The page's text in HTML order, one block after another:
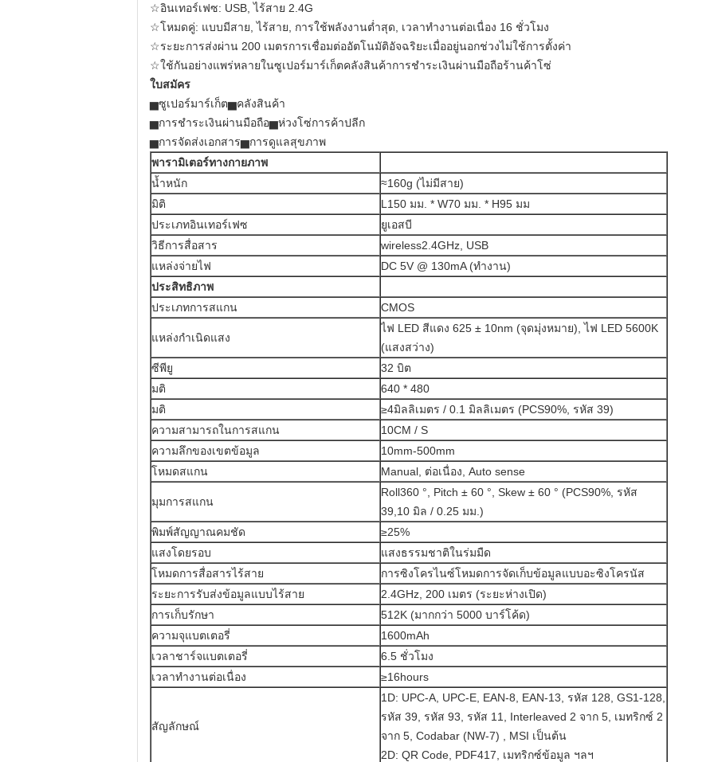
☆อินเทอร์เฟซ: USB, ไร้สาย 2.4G
☆โหมดคู่: แบบมีสาย, ไร้สาย, การใช้พลังงานต่ำสุด, เวลาทำงานต่อเนื่อง 16 ชั่วโมง
☆ระยะการส่งผ่าน 200 เมตรการเชื่อมต่ออัตโนมัติอัจฉริยะเมื่ออยู่นอกช่วงไม่ใช้การตั้งค่า
☆ใช้กันอย่างแพร่หลายในซูเปอร์มาร์เก็ตคลังสินค้าการชำระเงินผ่านมือถือร้านค้าโซ่
ใบสมัคร
▅ซูเปอร์มาร์เก็ต▅คลังสินค้า
▅การชำระเงินผ่านมือถือ▅ห่วงโซ่การค้าปลีก
▅การจัดส่งเอกสาร▅การดูแลสุขภาพ
พารามิเตอร์ทางกายภาพ
น้ำหนัก
≈160g (ไม่มีสาย)
มิติ
L150 มม. * W70 มม. * H95 มม
ประเภทอินเทอร์เฟซ
ยูเอสบี
วิธีการสื่อสาร
wireless2.4GHz, USB
แหล่งจ่ายไฟ
DC 5V @ 130mA (ทำงาน)
ประสิทธิภาพ
ประเภทการสแกน
CMOS
แหล่งกำเนิดแสง
ไฟ LED สีแดง 625 ± 10nm (จุดมุ่งหมาย), ไฟ LED 5600K
(แสงสว่าง)
ซีพียู
32 บิต
มติ
640 * 480
มติ
≥4มิลลิเมตร / 0.1 มิลลิเมตร (PCS90%, รหัส 39)
ความสามารถในการสแกน
10CM / S
ความลึกของเขตข้อมูล
10mm-500mm
โหมดสแกน
Manual, ต่อเนื่อง, Auto sense
มุมการสแกน
Roll360 °, Pitch ± 60 °, Skew ± 60 ° (PCS90%, รหัส
39,10 มิล / 0.25 มม.)
พิมพ์สัญญาณคมชัด
≥25%
แสงโดยรอบ
แสงธรรมชาติในร่มมืด
โหมดการสื่อสารไร้สาย
การซิงโครไนซ์โหมดการจัดเก็บข้อมูลแบบอะซิงโครนัส
ระยะการรับส่งข้อมูลแบบไร้สาย
2.4GHz, 200 เมตร (ระยะห่างเปิด)
การเก็บรักษา
512K (มากกว่า 5000 บาร์โค้ด)
ความจุแบตเตอรี่
1600mAh
เวลาชาร์จแบตเตอรี่
6.5 ชั่วโมง
เวลาทำงานต่อเนื่อง
≥16hours
สัญลักษณ์
1D: UPC-A, UPC-E, EAN-8, EAN-13, รหัส 128, GS1-128,
รหัส 39, รหัส 93, รหัส 11, Interleaved 2 จาก 5, เมทริกซ์ 2
จาก 5, Codabar (NW-7) , MSI เป็นต้น
2D: QR Code, PDF417, เมทริกซ์ข้อมูล ฯลฯ